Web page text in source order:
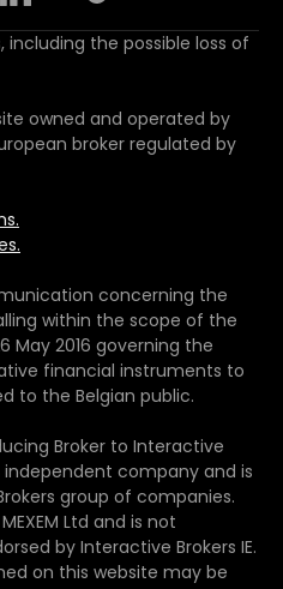
sur les
/mois
Espagne,
à
options sur
les
EUR 3.75
/Mois
prix
des titres
de
EUR 7.00
/Mois
including the possible loss of
owned and operated by
broker regulated by
concerning the
within the scope of the
May 2016 governing the
financial instruments to
to the Belgian public.
Broker to Interactive
independent company and is
group of companies.
Ltd and is not
by Interactive Brokers IE.
on this website may be